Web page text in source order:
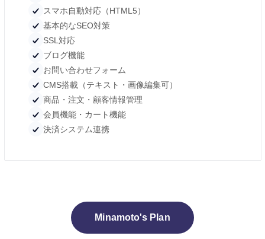
スマホ自動対応（HTML5）
基本的なSEO対策
SSL対応
ブログ機能
お問い合わせフォーム
CMS搭載（テキスト・画像編集可）
商品・注文・顧客情報管理
会員機能・カート機能
決済システム連携
Minamoto's Plan